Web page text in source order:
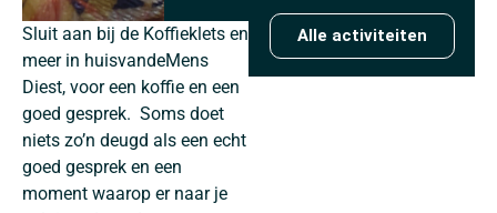
Sluit aan bij de Koffieklets en
meer in huisvandeMens
Diest, voor een koffie en een
goed gesprek. Soms doet
niets zo’n deugd als een echt
goed gesprek en een
moment waarop er naar je
Alle activiteiten